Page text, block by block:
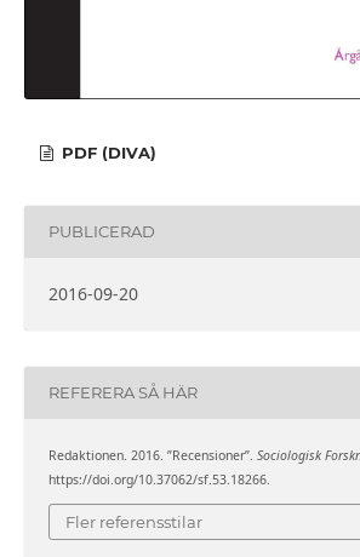
PDF (DIVA)
PUBLICERAD
2016-09-20
REFERERA SÅ HÄR
Redaktionen. 2016. ”Recensioner”. Sociologisk
https://doi.org/10.37062/sf.53.18266.
Fler referensstilar